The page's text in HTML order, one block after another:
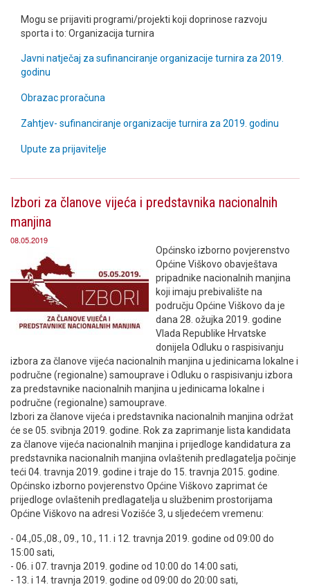
Mogu se prijaviti programi/projekti koji doprinose razvoju
sporta i to: Organizacija turnira
Javni natječaj za sufinanciranje organizacije turnira za 2019.
godinu
Obrazac proračuna
Zahtjev- sufinanciranje organizacije turnira za 2019. godinu
Upute za prijavitelje
Izbori za članove vijeća i predstavnika nacionalnih
manjina
08.05.2019
Općinsko izborno povjerenstvo
Općine Viškovo obavještava
pripadnike nacionalnih manjina
koji imaju prebivalište na
području Općine Viškovo da je
dana 28. ožujka 2019. godine
Vlada Republike Hrvatske
donijela Odluku o raspisivanju
izbora za članove vijeća nacionalnih manjina u jedinicama lokalne i
područne (regionalne) samouprave i Odluku o raspisivanju izbora
za predstavnike nacionalnih manjina u jedinicama lokalne i
područne (regionalne) samouprave.
Izbori za članove vijeća i predstavnika nacionalnih manjina održat
će se 05. svibnja 2019. godine. Rok za zaprimanje lista kandidata
za članove vijeća nacionalnih manjina i prijedloge kandidatura za
predstavnika nacionalnih manjina ovlaštenih predlagatelja počinje
teći 04. travnja 2019. godine i traje do 15. travnja 2015. godine.
Općinsko izborno povjerenstvo Općine Viškovo zaprimat će
prijedloge ovlaštenih predlagatelja u službenim prostorijama
Općine Viškovo na adresi Vozišće 3, u sljedećem vremenu:
- 04.,05.,08., 09., 10., 11. i 12. travnja 2019. godine od 09:00 do
15:00 sati,
- 06. i 07. travnja 2019. godine od 10:00 do 14:00 sati,
- 13. i 14. travnja 2019. godine od 09:00 do 20:00 sati,